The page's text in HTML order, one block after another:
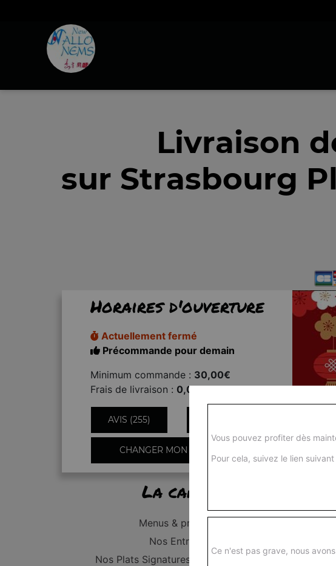
Livraison
sur Strasbourg
Horaires d'ouverture
Actuellement fermé
Précommande pour demain
Minimum commande : 30,00€
Frais de livraison : 0,00€
AVIS (255)
CHANGER MON QUARTIER
La carte
Menus & promos
Nos Entrées
Nos Plats Signatures d'Asie PROMO
Vous pouvez profiter dès
Pour cela, suivez le lien suivant
Ce n'est pas grave, nous